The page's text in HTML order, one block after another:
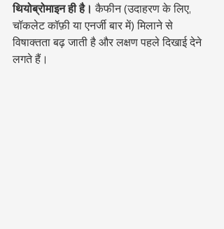
थियोब्रोमाइन ही है। कैफीन (उदाहरण के लिए,
चॉकलेट कॉफ़ी या एनर्जी बार में) मिलाने से
विषाक्तता बढ़ जाती है और लक्षण पहले दिखाई देने
लगते हैं।